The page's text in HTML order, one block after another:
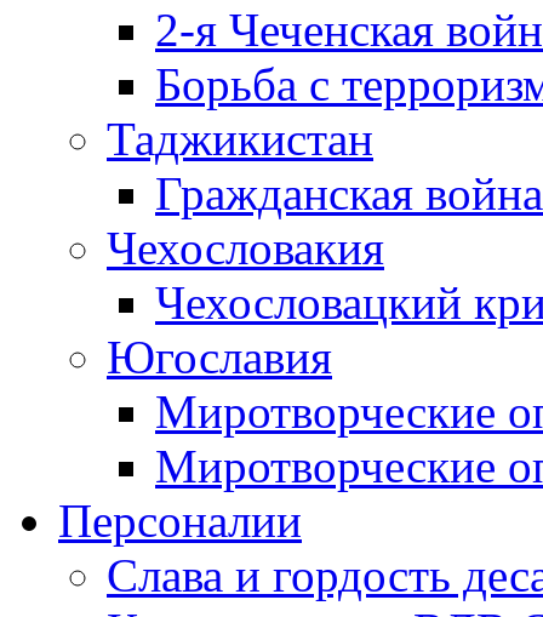
2-я Чеченская
Борьба с
Таджикистан
Гражданская
Чехословакия
Чехословацкий
Югославия
Миротворческие
Миротворческие
Персоналии
Слава и гордость